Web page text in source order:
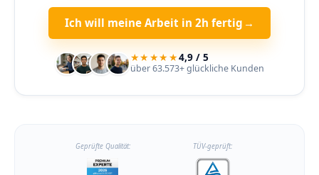
Ich will meine Arbeit in 2h fertig →
★★★★★4,9 / 5
über 63.573+ glückliche Kunden
Geprüfte Qualität: TÜV-geprüft: